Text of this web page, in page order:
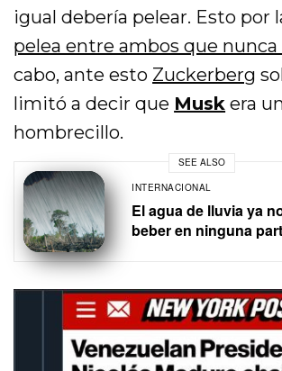
igual debería pelear. Esto por
pelea entre ambos que
cabo, ante esto Zuckerberg
limitó a decir que Musk era
hombrecillo.
SEE ALSO
INTERNACIONAL
El agua de lluvia ya
beber en ninguna